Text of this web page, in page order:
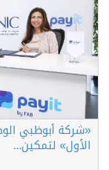
«شركة أبوظبي
الأول» لتمكين...